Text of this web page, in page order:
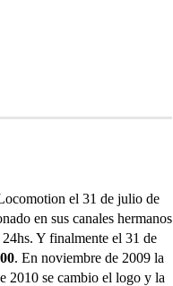
el 31 de julio de
en sus canales hermanos
Y finalmente el 31 de
. En noviembre de 2009 la
2010 se cambio el logo y la